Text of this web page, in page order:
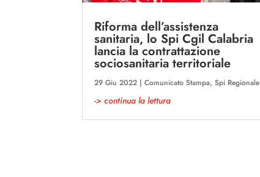
Riforma dell’assistenza
sanitaria, lo Spi Cgil Calabria
lancia la contrattazione
sociosanitaria territoriale
29 Giu 2022 |Comunicato Stampa,Spi Regionale
-> continua la lettura